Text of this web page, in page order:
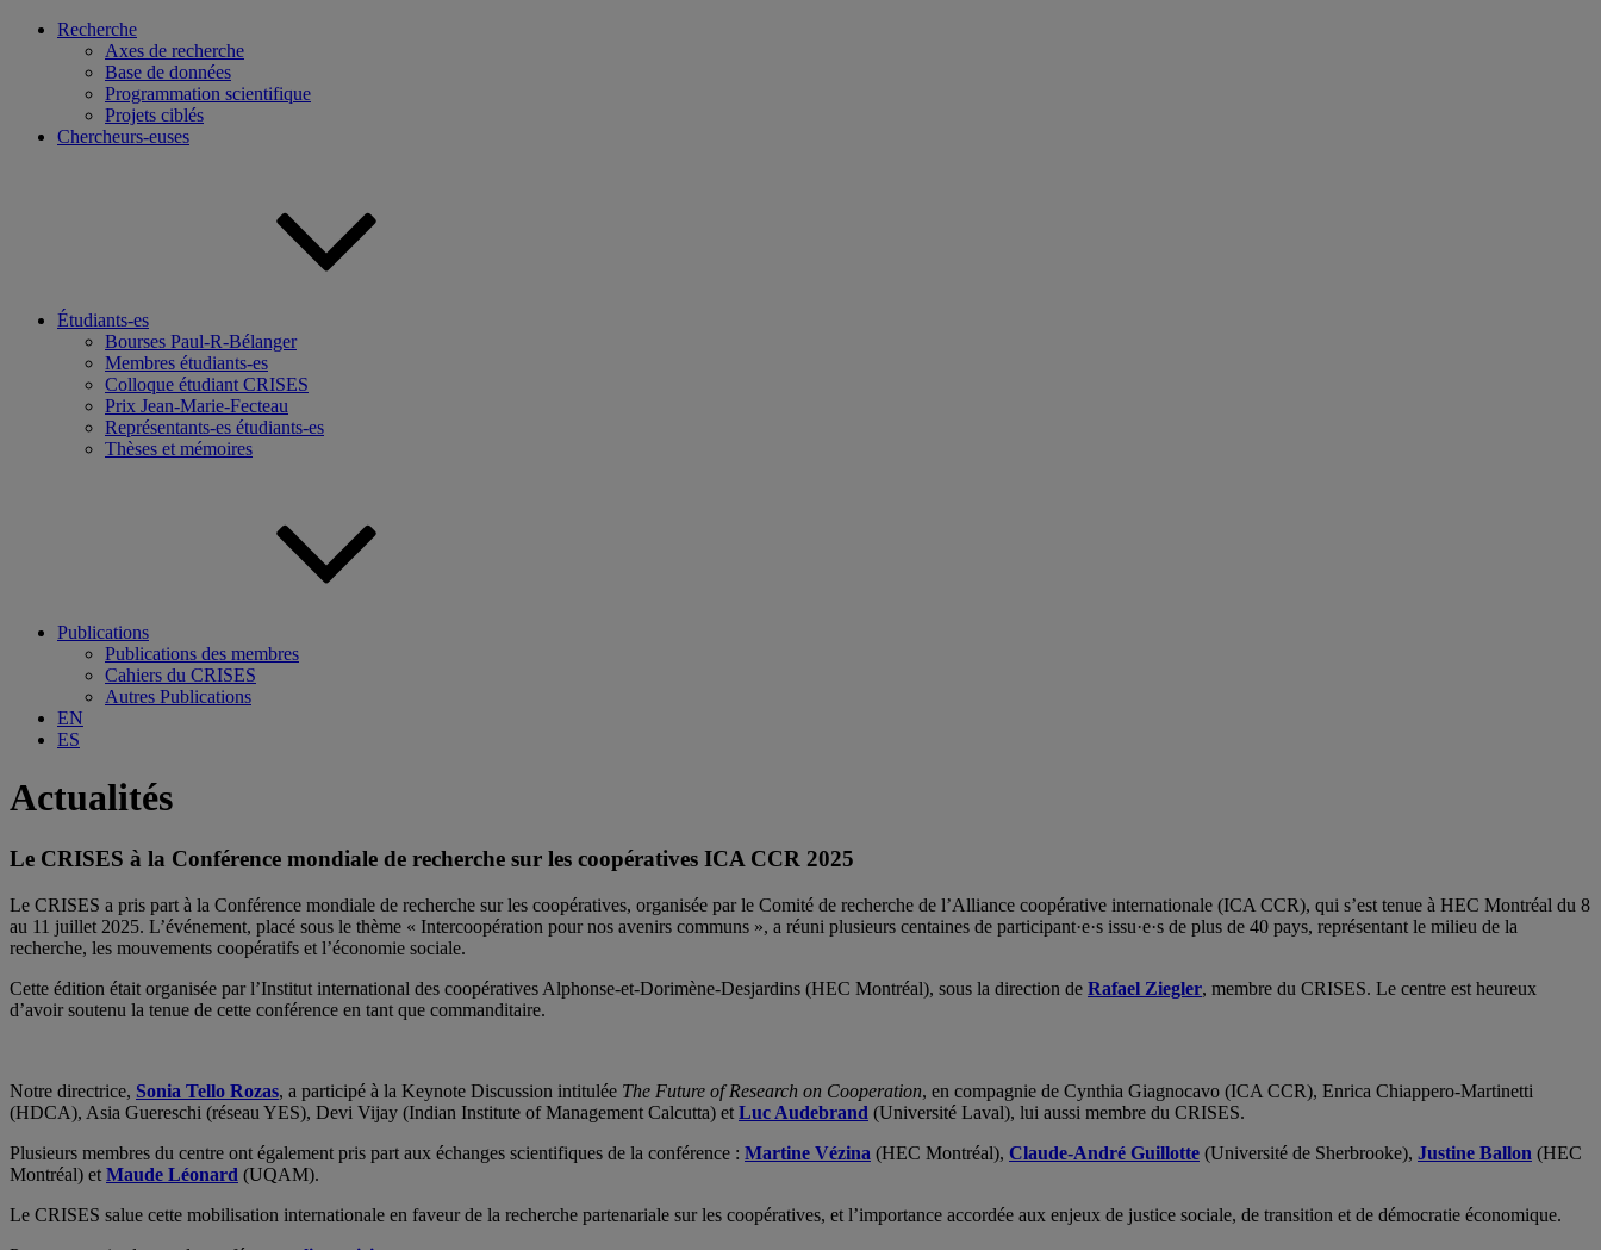
Recherche
Axes de recherche
Base de données
Programmation scientifique
Projets ciblés
Chercheurs-euses
Étudiants-es
Bourses Paul-R-Bélanger
Membres étudiants-es
Colloque étudiant CRISES
Prix Jean-Marie-Fecteau
Représentants-es étudiants-es
Thèses et mémoires
Publications
Publications des membres
Cahiers du CRISES
Autres Publications
EN
ES
Actualités
Le CRISES à la Conférence mondiale de recherche sur les coopératives ICA CCR 2025
Le CRISES a pris part à la Conférence mondiale de recherche sur les coopératives, organisée par le Comité de recherche de l’Alliance coopérative internationale (ICA CCR), qui s’est tenue à HEC Montréal du 8
au 11 juillet 2025. L’événement, placé sous le thème « Intercoopération pour nos avenirs communs », a réuni plusieurs centaines de participant·e·s issu·e·s de plus de 40 pays, représentant le milieu de la
recherche, les mouvements coopératifs et l’économie sociale.
Cette édition était organisée par l’Institut international des coopératives Alphonse-et-Dorimène-Desjardins (HEC Montréal), sous la direction de Rafael Ziegler, membre du CRISES. Le centre est heureux
d’avoir soutenu la tenue de cette conférence en tant que commanditaire.
Notre directrice, Sonia Tello Rozas, a participé à la Keynote Discussion intitulée The Future of Research on Cooperation, en compagnie de Cynthia Giagnocavo (ICA CCR), Enrica Chiappero-Martinetti
(HDCA), Asia Guereschi (réseau YES), Devi Vijay (Indian Institute of Management Calcutta) et Luc Audebrand (Université Laval), lui aussi membre du CRISES.
Plusieurs membres du centre ont également pris part aux échanges scientifiques de la conférence : Martine Vézina (HEC Montréal), Claude-André Guillotte (Université de Sherbrooke), Justine Ballon (HEC
Montréal) et Maude Léonard (UQAM).
Le CRISES salue cette mobilisation internationale en faveur de la recherche partenariale sur les coopératives, et l’importance accordée aux enjeux de justice sociale, de transition et de démocratie économique.